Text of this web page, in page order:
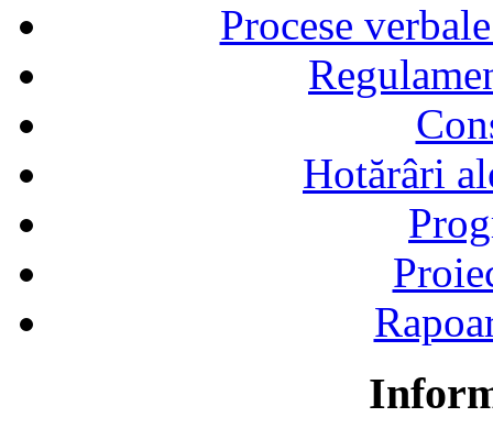
Procese
Hotărâri